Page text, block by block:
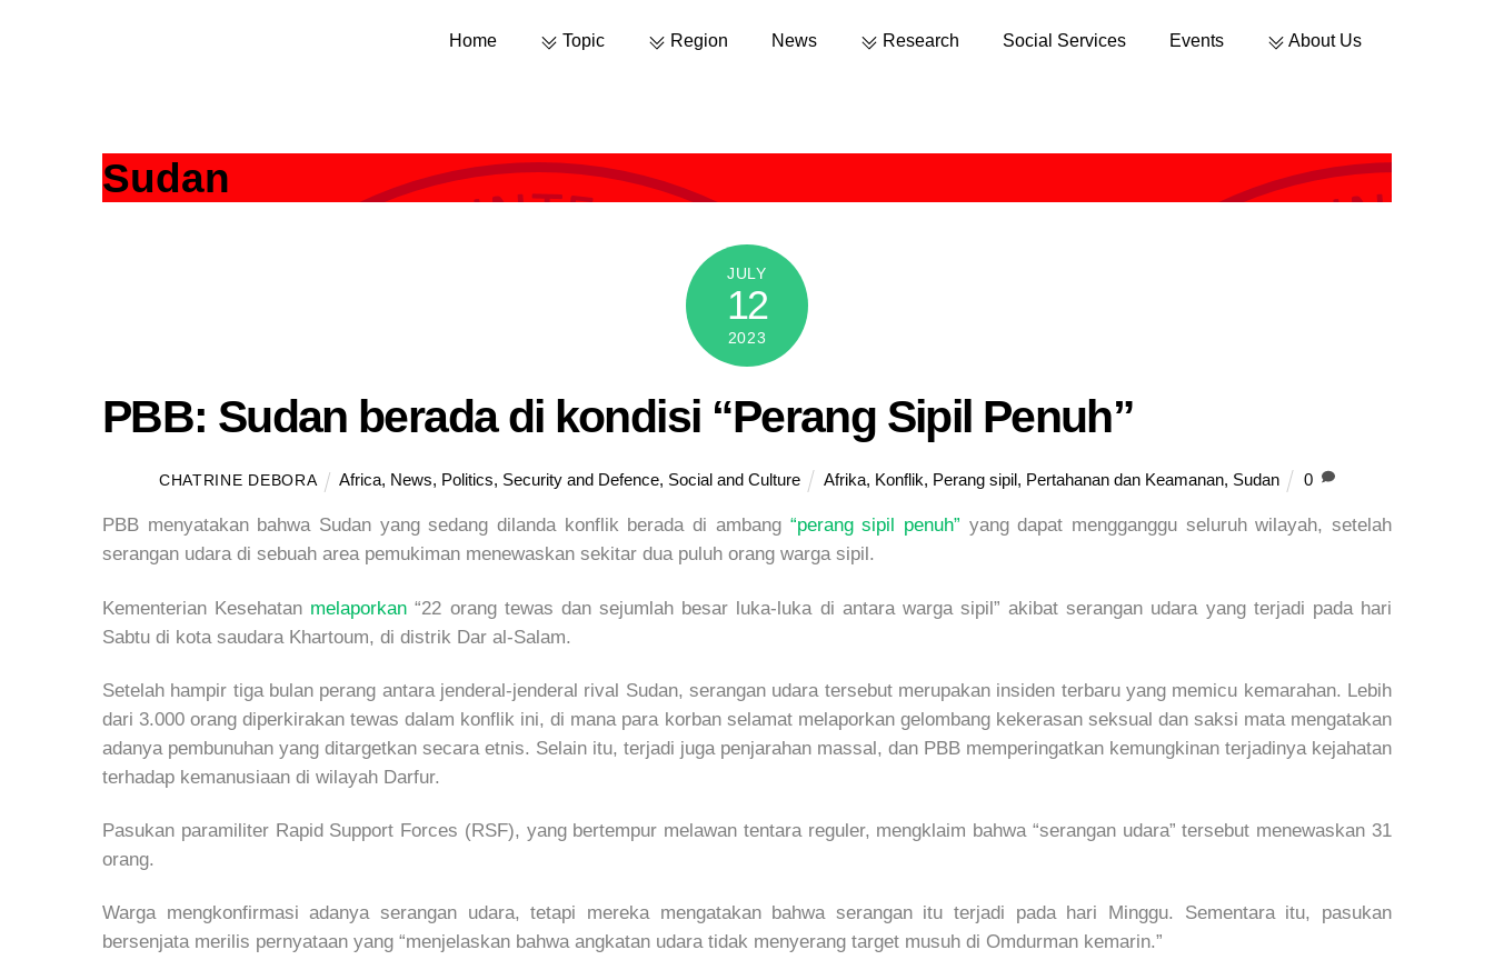
Home Topic Region News Research Social Services Events About Us
Sudan
JULY
12
2023
PBB: Sudan berada di kondisi “Perang Sipil Penuh”
CHATRINE DEBORA Africa, News, Politics, Security and Defence, Social and Culture Afrika, Konflik, Perang sipil, Pertahanan dan Keamanan, Sudan 0
PBB menyatakan bahwa Sudan yang sedang dilanda konflik berada di ambang “perang sipil penuh” yang dapat mengganggu seluruh wilayah, setelah
serangan udara di sebuah area pemukiman menewaskan sekitar dua puluh orang warga sipil.
Kementerian Kesehatan melaporkan “22 orang tewas dan sejumlah besar luka-luka di antara warga sipil” akibat serangan udara yang terjadi pada hari
Sabtu di kota saudara Khartoum, di distrik Dar al-Salam.
Setelah hampir tiga bulan perang antara jenderal-jenderal rival Sudan, serangan udara tersebut merupakan insiden terbaru yang memicu kemarahan. Lebih
dari 3.000 orang diperkirakan tewas dalam konflik ini, di mana para korban selamat melaporkan gelombang kekerasan seksual dan saksi mata mengatakan
adanya pembunuhan yang ditargetkan secara etnis. Selain itu, terjadi juga penjarahan massal, dan PBB memperingatkan kemungkinan terjadinya kejahatan
terhadap kemanusiaan di wilayah Darfur.
Pasukan paramiliter Rapid Support Forces (RSF), yang bertempur melawan tentara reguler, mengklaim bahwa “serangan udara” tersebut menewaskan 31
orang.
Warga mengkonfirmasi adanya serangan udara, tetapi mereka mengatakan bahwa serangan itu terjadi pada hari Minggu. Sementara itu, pasukan
bersenjata merilis pernyataan yang “menjelaskan bahwa angkatan udara tidak menyerang target musuh di Omdurman kemarin.”